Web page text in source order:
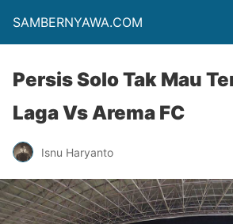
SAMBERNYAWA.COM
Persis Solo Tak Mau
Laga Vs Arema FC
Isnu Haryanto